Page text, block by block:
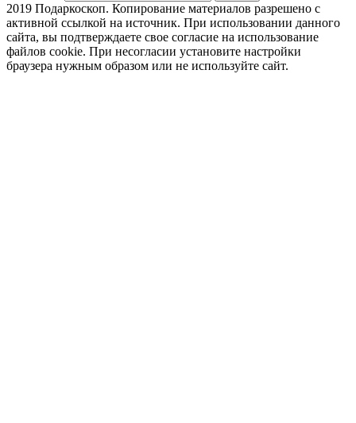
2019 Подаркоскоп. Копирование материалов разрешено с
активной ссылкой на источник. При использовании данного
сайта, вы подтверждаете свое согласие на использование
файлов cookie. При несогласии установите настройки
браузера нужным образом или не используйте сайт.